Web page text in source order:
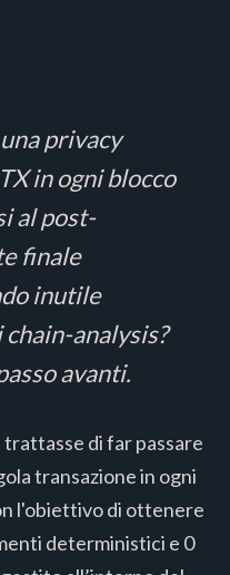
privacy
in ogni blocco
al post-
finale
inutile
analysis?
avanti.
trattasse di far passare
transazione in ogni
l'obiettivo di ottenere
deterministici e 0